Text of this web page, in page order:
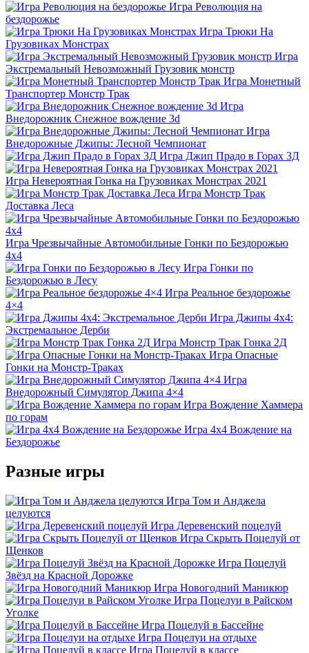
Игра Революция на
бездорожье
Игра Трюки На
Грузовиках Монстрах
Игра
Экстремальный Невозможный Грузовик монстр
Игра Монетный
Транспортер Монстр Трак
Игра
Внедорожник Снежное вождение 3d
Игра
Внедорожные Джипы: Лесной Чемпионат
Игра Джип Прадо в Горах 3Д
Игра Невероятная Гонка на Грузовиках Монстрах 2021
Игра Монстр Трак
Доставка Леса
Игра Чрезвычайные Автомобильные Гонки по Бездорожью
4х4
Игра Гонки по
Бездорожью в Лесу
Игра Реальное бездорожье
4×4
Игра Джипы 4х4:
Экстремальное Дерби
Игра Монстр Трак Гонка 2Д
Игра Опасные
Гонки на Монстр-Траках
Игра
Внедорожный Симулятор Джипа 4×4
Игра Вождение Хаммера
по горам
Игра 4х4 Вождение на
Бездорожье
Разные игры
Игра Том и Анджела
целуются
Игра Деревенский поцелуй
Игра Скрыть Поцелуй от
Щенков
Игра Поцелуй
Звёзд на Красной Дорожке
Игра Новогодний Маникюр
Игра Поцелуи в Райском
Уголке
Игра Поцелуй в Бассейне
Игра Поцелуи на отдыхе
Игра Поцелуй в классе